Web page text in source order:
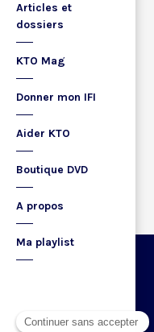
Articles et
dossiers
KTO Mag
Donner mon IFI
Aider KTO
Boutique DVD
A propos
Ma playlist